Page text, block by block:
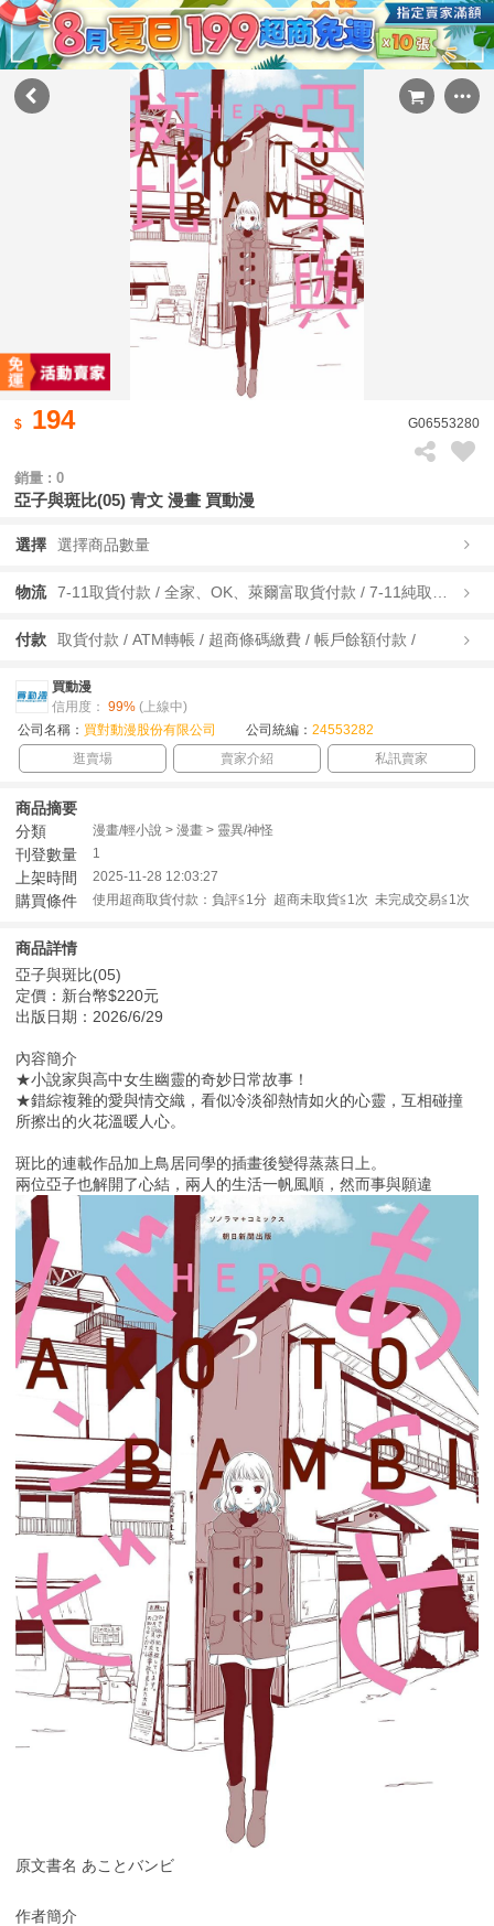
194 G06553280
銷量 : 0
亞子與斑比(05) 青文 漫畫 買動漫
選擇 選擇商品數量
物流
付款 取貨付款 / ATM轉帳 / 超商條碼繳費 / 帳戶餘額付款 /
買動漫
信用度： 99% (上線中)
公司名稱： 買對動漫股份有限公司 公司統編： 24553282
逛賣場
賣家介紹 私訊賣家
商品摘要
分類
漫畫/輕小說 > 漫畫 > 靈異/神怪
刊登數量 1
上架時間 2025-11-28 12:03:27
購買條件 使用超商取貨付款：負評≦1分 超商未取貨≦1次 未完成交易≦1次
商品詳情
亞子與斑比(05)
定價：新台幣$220元
出版日期：2026/6/29
內容簡介
★小說家與高中女生幽靈的奇妙日常故事！
★錯綜複雜的愛與情交織，看似冷淡卻熱情如火的心靈，互相碰撞
所擦出的火花溫暖人心。
斑比的連載作品加上鳥居同學的插畫後變得蒸蒸日上。
兩位亞子也解開了心結，兩人的生活一帆風順，然而事與願違
原文書名 あことバンビ
作者簡介